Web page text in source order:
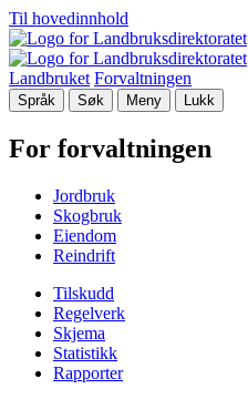
Til hovedinnhold
Landbruket Forvaltningen
Språk Søk Meny Lukk
For forvaltningen
Jordbruk
Skogbruk
Eiendom
Reindrift
Tilskudd
Regelverk
Skjema
Statistikk
Rapporter